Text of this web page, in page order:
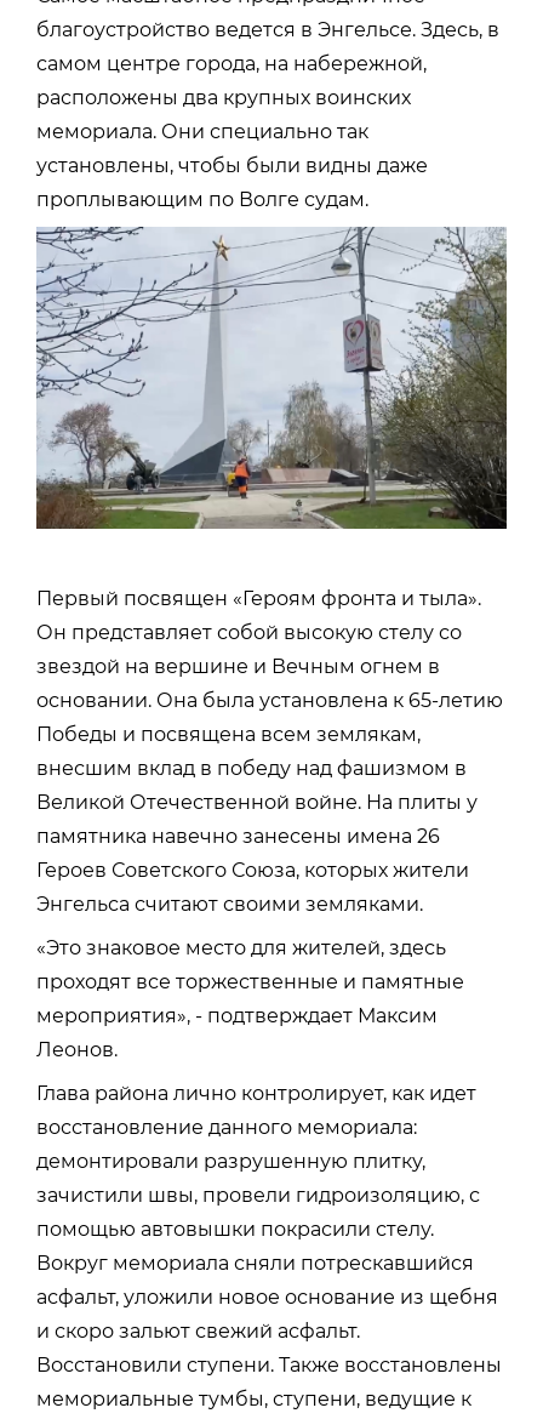
благоустройство ведется в Энгельсе. Здесь, в
самом центре города, на набережной,
расположены два крупных воинских
мемориала. Они специально так
установлены, чтобы были видны даже
проплывающим по Волге судам.
Первый посвящен «Героям фронта и тыла».
Он представляет собой высокую стелу со
звездой на вершине и Вечным огнем в
основании. Она была установлена к 65-летию
Победы и посвящена всем землякам,
внесшим вклад в победу над фашизмом в
Великой Отечественной войне. На плиты у
памятника навечно занесены имена 26
Героев Советского Союза, которых жители
Энгельса считают своими земляками.
«Это знаковое место для жителей, здесь
проходят все торжественные и памятные
мероприятия», - подтверждает Максим
Леонов.
Глава района лично контролирует, как идет
восстановление данного мемориала:
демонтировали разрушенную плитку,
зачистили швы, провели гидроизоляцию, с
помощью автовышки покрасили стелу.
Вокруг мемориала сняли потрескавшийся
асфальт, уложили новое основание из щебня
и скоро зальют свежий асфальт.
Восстановили ступени. Также восстановлены
мемориальные тумбы, ступени, ведущие к